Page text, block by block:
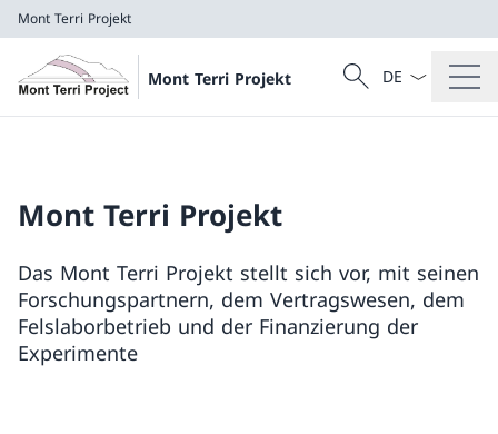
Mont Terri Projekt
Mont Terri Projekt
Suche
Suche
Sprach
Mont Terri Projekt
Das Mont Terri Projekt stellt sich vor, mit seinen
Forschungspartnern, dem Vertragswesen, dem
Felslaborbetrieb und der Finanzierung der
Experimente